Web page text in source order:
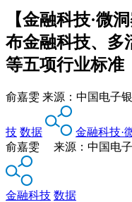
【金融科技·微
布金融科技、多
等五项行业标准
俞嘉雯 来源： 中国电子
技 数据
金融科技·
俞嘉雯 来源：中国电子
金融科技 数据